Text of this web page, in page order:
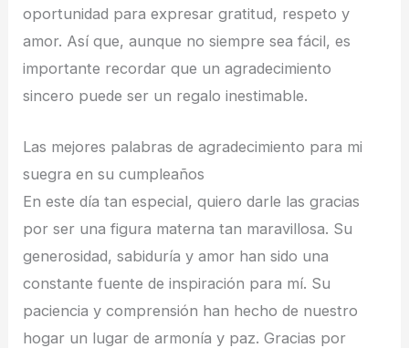
oportunidad para expresar gratitud, respeto y
amor. Así que, aunque no siempre sea fácil, es
importante recordar que un agradecimiento
sincero puede ser un regalo inestimable.
Las mejores palabras de agradecimiento para mi
suegra en su cumpleaños
En este día tan especial, quiero darle las gracias
por ser una figura materna tan maravillosa. Su
generosidad, sabiduría y amor han sido una
constante fuente de inspiración para mí. Su
paciencia y comprensión han hecho de nuestro
hogar un lugar de armonía y paz. Gracias por